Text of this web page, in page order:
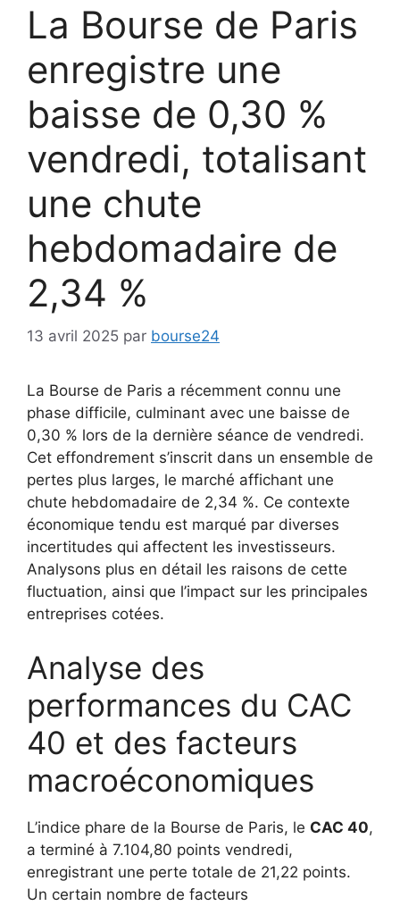
La Bourse de Paris
enregistre une
baisse de 0,30 %
vendredi, totalisant
une chute
hebdomadaire de
2,34 %
13 avril 2025 par bourse24
La Bourse de Paris a récemment connu une
phase difficile, culminant avec une baisse de
0,30 % lors de la dernière séance de vendredi.
Cet effondrement s’inscrit dans un ensemble de
pertes plus larges, le marché affichant une
chute hebdomadaire de 2,34 %. Ce contexte
économique tendu est marqué par diverses
incertitudes qui affectent les investisseurs.
Analysons plus en détail les raisons de cette
fluctuation, ainsi que l’impact sur les principales
entreprises cotées.
Analyse des
performances du CAC
40 et des facteurs
macroéconomiques
L’indice phare de la Bourse de Paris, le CAC 40,
a terminé à 7.104,80 points vendredi,
enregistrant une perte totale de 21,22 points.
Un certain nombre de facteurs